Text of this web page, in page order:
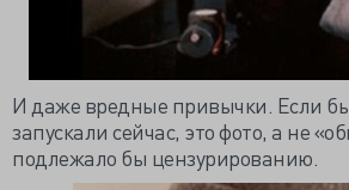
И даже вредные привычки. Если
запускали сейчас, это фото, а не «
подлежало бы цензурированию